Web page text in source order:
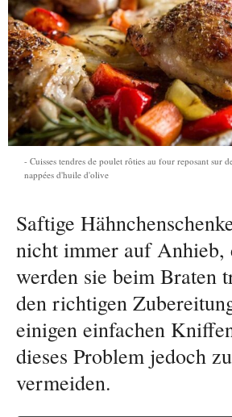
Cuisses tendres de poulet rôties au four reposant sur
nappées d'huile d'olive
Saftige
nicht immer auf Anhieb,
werden sie beim Braten
den richtigen
einigen einfachen
dieses Problem jedoch
vermeiden.